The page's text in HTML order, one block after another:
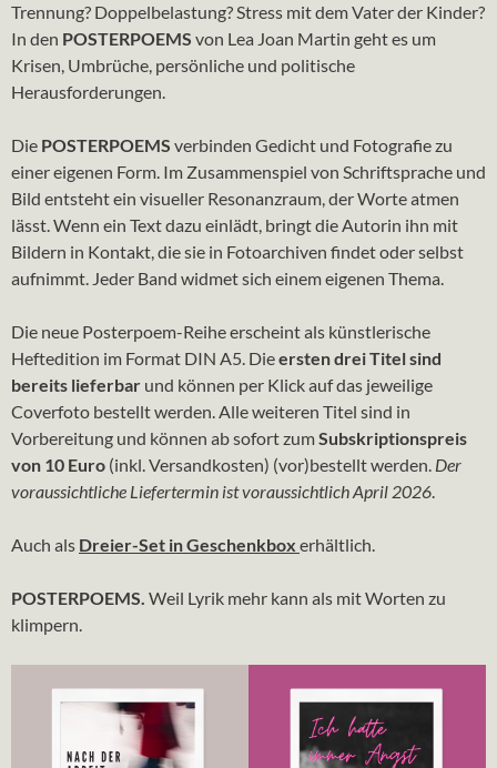
Trennung? Doppelbelastung? Stress mit dem Vater der Kinder?
In den POSTERPOEMS von Lea Joan Martin geht es um
Krisen, Umbrüche, persönliche und politische
Herausforderungen.
Die POSTERPOEMS verbinden Gedicht und Fotografie zu
einer eigenen Form. Im Zusammenspiel von Schriftsprache und
Bild entsteht ein visueller Resonanzraum, der Worte atmen
lässt. Wenn ein Text dazu einlädt, bringt die Autorin ihn mit
Bildern in Kontakt, die sie in Fotoarchiven findet oder selbst
aufnimmt. Jeder Band widmet sich einem eigenen Thema.
Die neue Posterpoem-Reihe erscheint als künstlerische
Heftedition im Format DIN A5. Dieersten drei Titel sind
bereits lieferbar und können per Klick auf das jeweilige
Coverfoto bestellt werden. Alle weiteren Titel sind in
Vorbereitung und können ab sofort zumSubskriptionspreis
von 10 Euro (inkl. Versandkosten) (vor)bestellt werden. Der
voraussichtliche Liefertermin ist voraussichtlich April 2026.
Auch als Dreier-Set in Geschenkbox erhältlich.
POSTERPOEMS. Weil Lyrik mehr kann als mit Worten zu
klimpern.